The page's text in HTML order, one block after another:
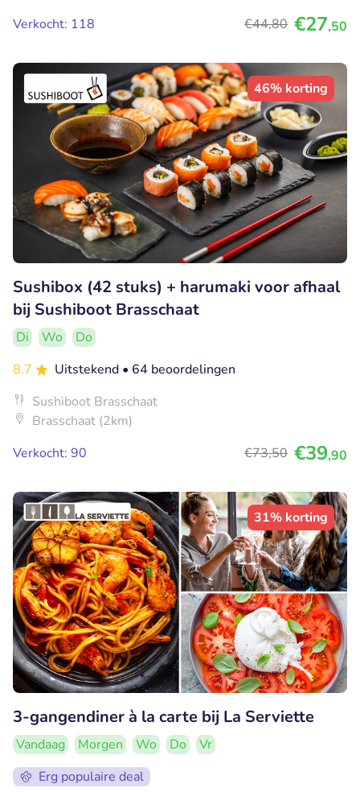
Verkocht: 118
€44,80 €27,50
46% korting
Sushibox (42 stuks) + harumaki voor afhaal
bij Sushiboot Brasschaat
Di Wo
Do
8.7
Uitstekend • 64 beoordelingen
Sushiboot Brasschaat
Brasschaat (2km)
Verkocht: 90
€73,50 €39,90
31% korting
3-gangendiner à la carte bij La Serviette
Vandaag Morgen Wo Do
Vr
Erg populaire deal